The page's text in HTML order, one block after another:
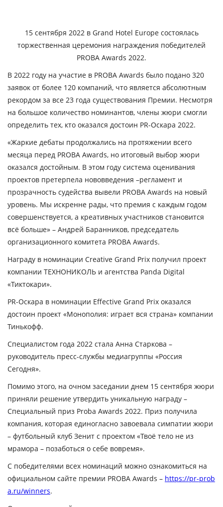
15 сентября 2022 в Grand Hotel Europe состоялась
торжественная церемония награждения победителей
PROBA Awards 2022.
В 2022 году на участие в PROBA Awards было подано 320
заявок от более 120 компаний, что является абсолютным
рекордом за все 23 года существования Премии. Несмотря
на большое количество номинантов, члены жюри смогли
определить тех, кто оказался достоин PR-Оскара 2022.
«Жаркие дебаты продолжались на протяжении всего
месяца перед PROBA Awards, но итоговый выбор жюри
оказался достойным. В этом году система оценивания
проектов претерпела нововведения –регламент и
прозрачность судейства вывели PROBA Awards на новый
уровень. Мы искренне рады, что премия с каждым годом
совершенствуется, а креативных участников становится
всё больше» – Андрей Баранников, председатель
организационного комитета PROBA Awards.
Награду в номинации Creative Grand Prix получил проект
компании ТЕХНОНИКОЛЬ и агентства Panda Digital
«Тиктокари».
PR-Оскара в номинации Effective Grand Prix оказался
достоин проект «Монополия: играет вся страна» компании
Тинькофф.
Специалистом года 2022 стала Анна Старкова –
руководитель пресс-службы медиагруппы «Россия
Сегодня».
Помимо этого, на очном заседании днем 15 сентября жюри
приняли решение утвердить уникальную награду –
Специальный приз Proba Awards 2022. Приз получила
компания, которая единогласно завоевала симпатии жюри
– футбольный клуб Зенит с проектом «Твоё тело не из
мрамора – позаботься о себе вовремя».
С победителями всех номинаций можно ознакомиться на
официальном сайте премии PROBA Awards – https://pr-prob
a.ru/winners.